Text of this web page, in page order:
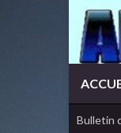
Bulletin